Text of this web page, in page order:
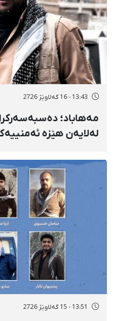
13:43 - 16 گەلاوێژ 2726
مەهاباد؛
لەلایەن هێزە
13:51 - 15 گەلاوێژ 2726